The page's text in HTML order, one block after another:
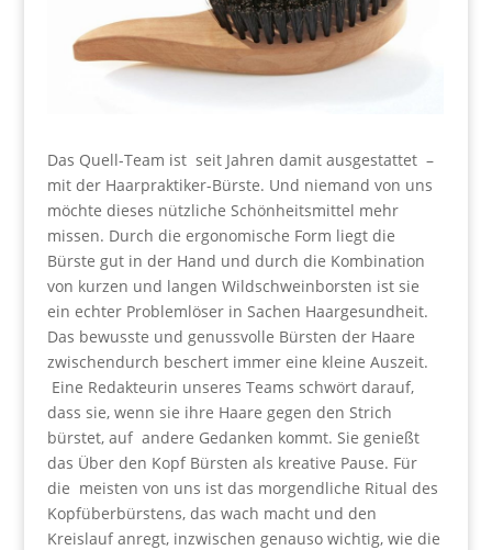
​Das Quell-Team ist seit Jahren damit ausgestattet –
mit der Haarpraktiker-Bürste. Und niemand von uns
möchte dieses nützliche Schönheitsmittel mehr
missen. Durch die ergonomische Form liegt die
Bürste gut in der Hand und durch die Kombination
von kurzen und langen Wildschweinborsten ist sie
ein echter Problemlöser in Sachen Haargesundheit.
Das bewusste und genussvolle Bürsten der Haare
zwischendurch beschert immer eine kleine Auszeit.
Eine Redakteurin unseres Teams schwört darauf,
dass sie, wenn sie ihre Haare gegen den Strich
bürstet, auf andere Gedanken kommt. Sie genießt
das Über den Kopf Bürsten als kreative Pause. Für
die meisten von uns ist das morgendliche Ritual des
Kopfüberbürstens, das wach macht und den
Kreislauf anregt, inzwischen genauso wichtig, wie die